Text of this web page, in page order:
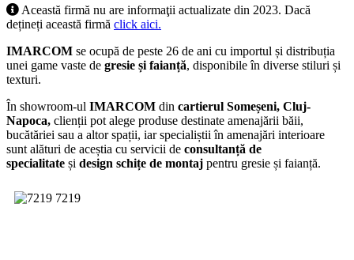
Această firmă nu are informaţii actualizate din 2023. Dacă
dețineți această firmă click aici.
IMARCOM se ocupă de peste 26 de ani cu importul și distribuția
unei game vaste de gresie și faianță, disponibile în diverse stiluri și
texturi.
În showroom-ul IMARCOM din cartierul Someșeni, Cluj-
Napoca, clienții pot alege produse destinate amenajării băii,
bucătăriei sau a altor spații, iar specialiștii în amenajări interioare
sunt alături de aceștia cu servicii de consultanță de
specialitate și design schițe de montaj pentru gresie și faianță.